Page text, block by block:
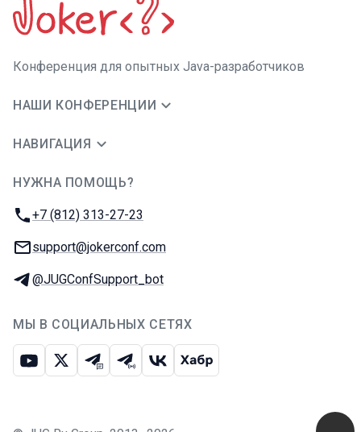
Конференция для опытных Java-разработчиков
НАШИ КОНФЕРЕНЦИИ
НАВИГАЦИЯ
НУЖНА ПОМОЩЬ?
Телефон:
+7 (812) 313-27-23
E-mail:
support@jokerconf.com
Телеграм:
@JUGConfSupport_bot
МЫ В СОЦИАЛЬНЫХ СЕТЯХ
ЮтубИкс Телеграм-чат
Телеграм-канал
ВКонтакте
Хабр